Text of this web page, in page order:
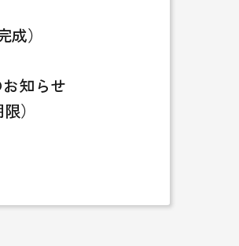
）
知らせ
）